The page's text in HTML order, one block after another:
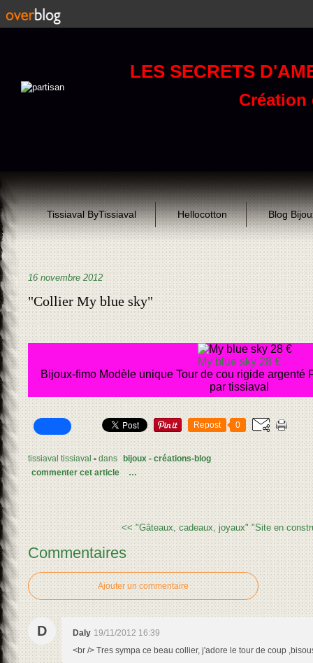
LES SECRETS
Création
Tissiaval ByTissiaval Hellocotton Blog
16 novembre 2012
"Collier My blue sky"
My blue sky 28 €
Bijoux-fimo Modèle unique Tour de cou rigide argenté
par tissiaval
Repost 0
tissiaval tissiaval - dans bijoux - créations-blog
commenter cet article
…
<< "Gâteaux, cadeaux, joyaux" "Site en
Commentaires
Ajouter un commentaire
D Daly 19/11/2012 16:39
<br /> Tres sympa ce beau collier, j'adore le tour de coup